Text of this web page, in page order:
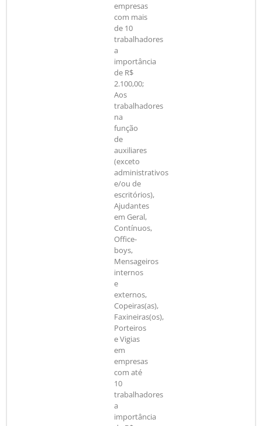
empresas
com mais
de 10
trabalhadores
a
importância
de R$
2.100,00;
Aos
trabalhadores
na
função
de
auxiliares
(exceto
administrativos
e/ou de
escritórios),
Ajudantes
em Geral,
Contínuos,
Office-
boys,
Mensageiros
internos
e
externos,
Copeiras(as),
Faxineiras(os),
Porteiros
e Vigias
em
empresas
com até
10
trabalhadores
a
importância